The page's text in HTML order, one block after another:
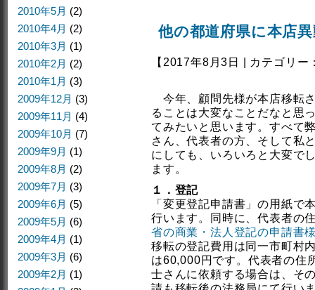
他の都道府県に本店
【2017年8月3日 | カテゴリー
今年、顧問先様が本店移転
ることは大変なことだなと思
てみたいと思います。すべて
さん、代表者の方、そして私
にしても、いろいろと大変で
ます。
１．登記
「変更登記申請書」の用紙で
行います。同時に、代表者の
省の商業・法人登記の申請書
移転の登記費用は同一市町村
は60,000円です。代表者の住
士さんに依頼する場合は、そ
2010年5月 (2)
2010年4月 (2)
2010年3月 (1)
2010年2月 (2)
2010年1月 (3)
2009年12月 (3)
2009年11月 (4)
2009年10月 (7)
2009年9月 (1)
2009年8月 (2)
2009年7月 (3)
2009年6月 (5)
2009年5月 (6)
2009年4月 (1)
2009年3月 (6)
2009年2月 (1)